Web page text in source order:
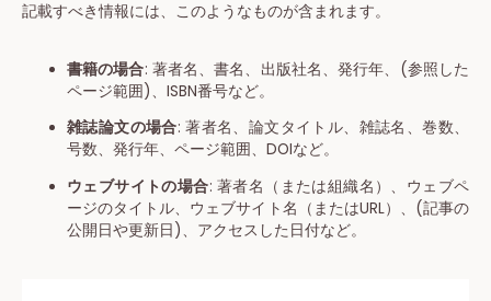
記載すべき情報には、このようなものが含まれます。
書籍の場合: 著者名、書名、出版社名、発行年、(参照した
ページ範囲)、ISBN番号など。
雑誌論文の場合: 著者名、論文タイトル、雑誌名、巻数、
号数、発行年、ページ範囲、DOIなど。
ウェブサイトの場合: 著者名（または組織名）、ウェブペ
ージのタイトル、ウェブサイト名（またはURL）、(記事の
公開日や更新日)、アクセスした日付など。